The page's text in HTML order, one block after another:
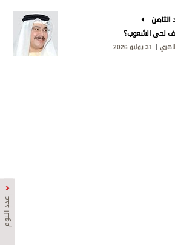
عدد اليوم
الثامن
لحى الشعوب؟
31 يوليو 2026